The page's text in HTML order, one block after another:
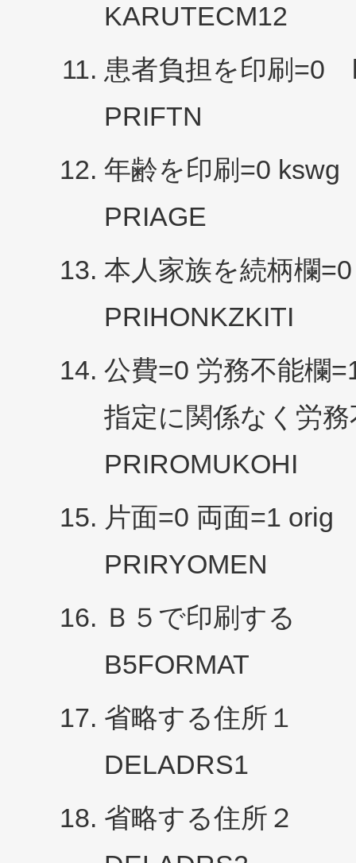
KARUTECM12
患者負担を印刷=0
PRIFTN
年齢を印刷=0 kswg
PRIAGE
本人家族を続柄欄
PRIHONKZKITI
公費=0 労務不能欄
指定に関係なく労
PRIROMUKOHI
片面=0 両面=1 orig
PRIRYOMEN
Ｂ５で印刷する
B5FORMAT
省略する住所１
DELADRS1
省略する住所２